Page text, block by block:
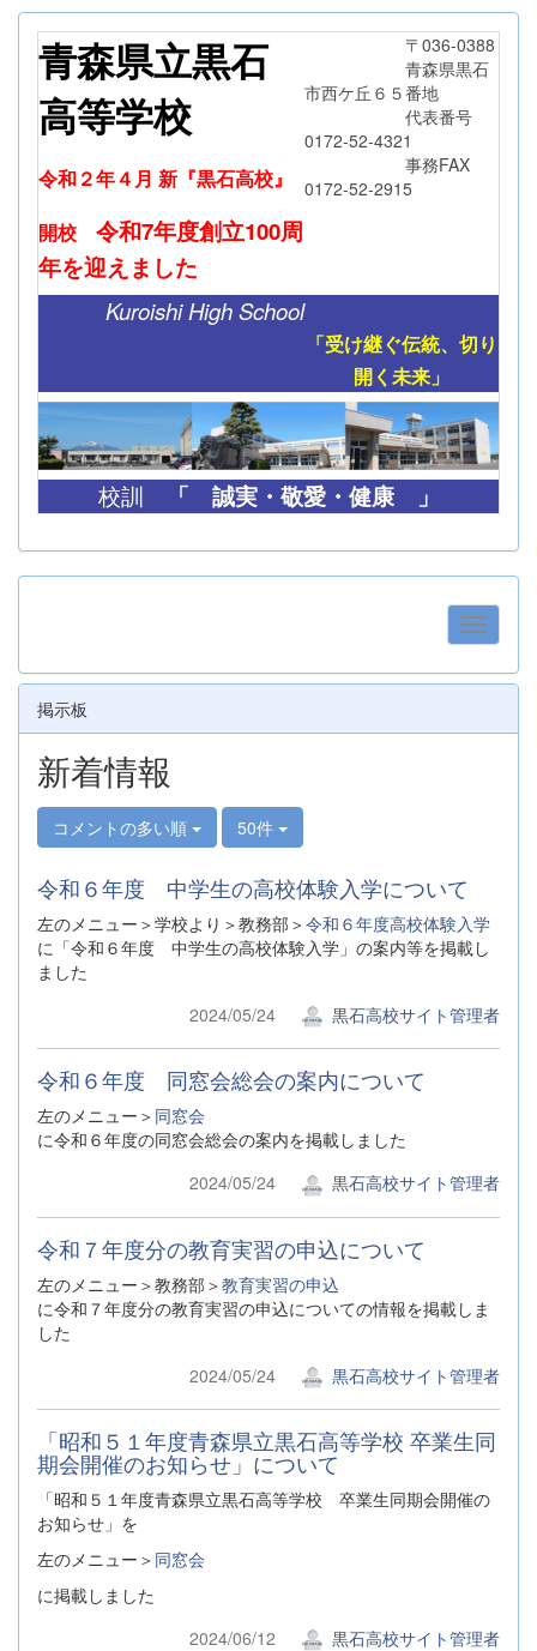
青森県立黒石
高等学校
令和２年４月 新『黒石高校』
開校
令和7年度創立100周
年を迎えました
〒036-0388
青森県黒石
市西ケ丘６５番地
代表番号
0172-52-4321
事務FAX
0172-52-2915
Kuroishi High School
「受け継ぐ伝統、切り
開く未来」
校訓 「 誠実・敬愛・健康 」
掲示板
新着情報
コメントの多い順 50件
令和６年度 中学生の高校体験入学について
左のメニュー＞学校より＞教務部＞令和６年度高校体験入学
に「令和６年度 中学生の高校体験入学」の案内等を掲載し
ました
2024/05/24
黒石高校サイト管理者
令和６年度 同窓会総会の案内について
左のメニュー＞ 同窓会
に令和６年度の同窓会総会の案内を掲載しました
2024/05/24
黒石高校サイト管理者
令和７年度分の教育実習の申込について
左のメニュー＞教務部＞教育実習の申込
に令和７年度分の教育実習の申込についての情報を掲載しま
した
2024/05/24
黒石高校サイト管理者
「昭和５１年度青森県立黒石高等学校 卒業生同
期会開催のお知らせ」について
「昭和５１年度青森県立黒石高等学校 卒業生同期会開催の
お知らせ」を
左のメニュー＞ 同窓会
に掲載しました
2024/06/12
黒石高校サイト管理者